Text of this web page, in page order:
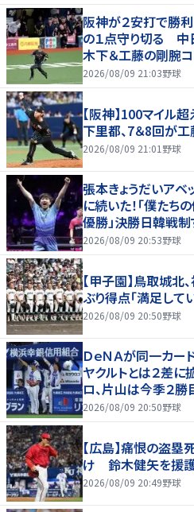
阪神が２安打で勝
の１点守り切る 中
木下＆工藤の剛腕
2026/08/09 21:03野球
【阪神】100マイル
下里都、7＆8回が
2026/08/09 21:01 野球
張本きょうだいアベ
に続いた！「僕たち
優勝」決勝日韓戦
ンスで歓喜爆発 本
2026/08/09 20:53野球
【甲子園】鳥取城北
ぶり得点「満足して
2026/08/09 20:50野球
ＤｅＮＡが同一カー
ヤクルトとは２差
ロ、片山は今季２勝
2026/08/09 20:50野球
【広島】痛恨の盗
け 鈴木健矢を援護
2026/08/09 20:49野球